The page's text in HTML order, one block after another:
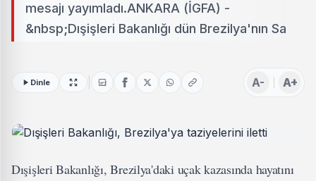
mesajı yayımladı.ANKARA (İGFA) -
&nbsp;Dışişleri Bakanlığı dün Brezilya'nın Sa
Dinle A- A+
Dışişleri Bakanlığı, Brezilya'daki uçak kazasında hayatını